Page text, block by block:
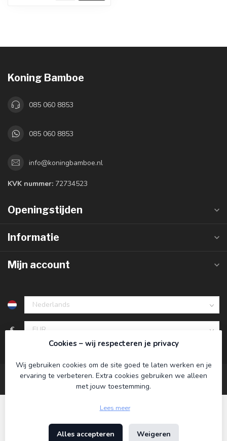
Koning Bamboe
085 060 8853
085 060 8853
info@koningbamboe.nl
KVK nummer: 72734523
Openingstijden
Informatie
Mijn account
€
Cookies – wij respecteren je privacy
Wij gebruiken cookies om de site goed te laten werken en je
ervaring te verbeteren. Extra cookies gebruiken we alleen
met jouw toestemming.
Lees meer
Alles accepteren Weigeren